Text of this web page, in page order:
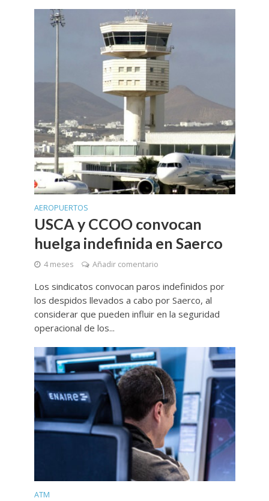
AEROPUERTOS
USCA y CCOO convocan
huelga indefinida en Saerco
4 meses Añadir comentario
Los sindicatos convocan paros indefinidos por
los despidos llevados a cabo por Saerco, al
considerar que pueden influir en la seguridad
operacional de los...
ATM